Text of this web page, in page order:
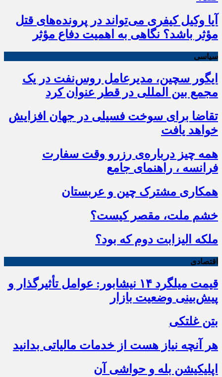
آیا وکیل کیفری می‌تواند در پرونده‌های قتل
مؤثر باشد؟ نگاهی به اهمیت دفاع مؤثر
سیاسی
ایگور سچین، مدیرعامل روس‌نفت در یک
مجمع بین المللی در قطر عنوان کرد
تقاضا برای سوخت فسیلی در جهان افزایش
خواهد یافت
همه چیز درباره‌ی رزرو وقت سفارت
فرانسه ، راهنمای جامع
همکاری مشترک چین و عربستان
خشم ملت، مقصر کیست؟
ملکه الیزابت دوم که بود؟
اقتصادی
قیمت میلگرد ۱۴ نیشابور: عوامل تأثیرگذار و
پیش‌بینی وضعیت بازار
بتن غلتکی
هر آنچه نیاز هست از خدمات مالیاتی بدانید
اپلیکیشن بله و حواشی آن